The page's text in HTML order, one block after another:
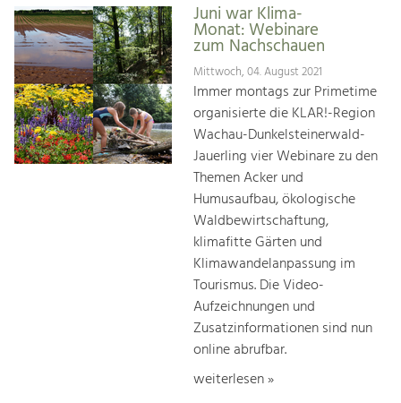
Juni war Klima-
Monat: Webinare
zum Nachschauen
Mittwoch, 04. August 2021
Immer montags zur Primetime
organisierte die KLAR!-Region
Wachau-Dunkelsteinerwald-
Jauerling vier Webinare zu den
Themen Acker und
Humusaufbau, ökologische
Waldbewirtschaftung,
klimafitte Gärten und
Klimawandelanpassung im
Tourismus. Die Video-
Aufzeichnungen und
Zusatzinformationen sind nun
online abrufbar.
weiterlesen »